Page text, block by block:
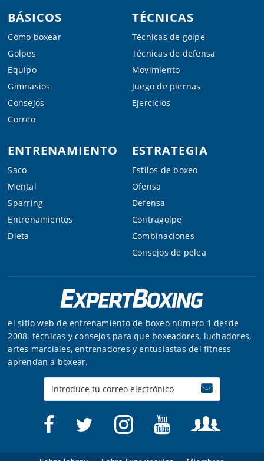
Footer
BÁSICOS
Cómo boxear
Golpes
Equipo
Gimnasios
Consejos
Correo
TÉCNICAS
Técnicas de golpe
Técnicas de defensa
Movimiento
Juego de piernas
Ejercicios
ENTRENAMIENTO
Saco
Mental
Sparring
Entrenamientos
Dieta
ESTRATEGIA
Estilos de boxeo
Ofensa
Defensa
Contragolpe
Combinaciones
Consejos de pelea
el sitio web de entrenamiento de boxeo número 1 desde
2008. técnicas y consejos para que boxeadores, luchadores,
artes marciales, entrenadores y entusiastas del fitness
aprendan a boxear.
Enter